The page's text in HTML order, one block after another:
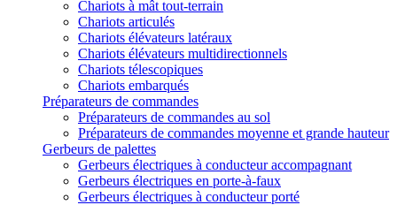
Chariots à mât tout-terrain
Chariots articulés
Chariots élévateurs latéraux
Chariots élévateurs multidirectionnels
Chariots télescopiques
Chariots embarqués
Préparateurs de commandes
Préparateurs de commandes au sol
Préparateurs de commandes moyenne et grande hauteur
Gerbeurs de palettes
Gerbeurs électriques à conducteur accompagnant
Gerbeurs électriques en porte-à-faux
Gerbeurs électriques à conducteur porté